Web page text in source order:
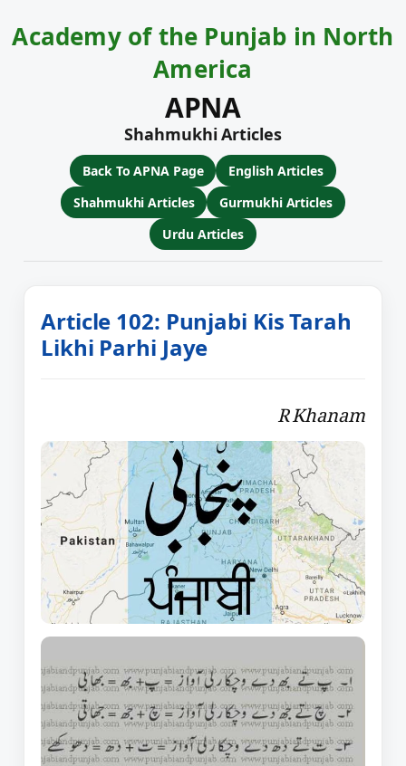
Academy of the Punjab in North
America
APNA
Shahmukhi Articles
Back To APNA Page
English Articles
Shahmukhi Articles
Gurmukhi Articles
Urdu Articles
Article 102: Punjabi Kis Tarah
Likhi Parhi Jaye
R Khanam